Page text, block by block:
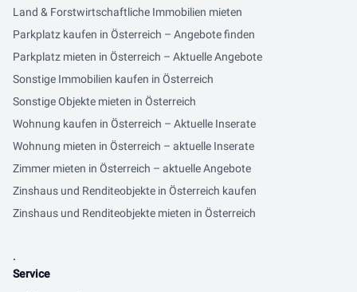
Land & Forstwirtschaftliche Immobilien mieten
Parkplatz kaufen in Österreich – Angebote finden
Parkplatz mieten in Österreich – Aktuelle Angebote
Sonstige Immobilien kaufen in Österreich
Sonstige Objekte mieten in Österreich
Wohnung kaufen in Österreich – Aktuelle Inserate
Wohnung mieten in Österreich – aktuelle Inserate
Zimmer mieten in Österreich – aktuelle Angebote
Zinshaus und Renditeobjekte in Österreich kaufen
Zinshaus und Renditeobjekte mieten in Österreich
.
Service